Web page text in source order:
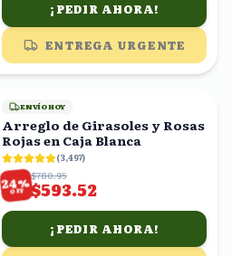
¡PEDIR AHORA!
ENTREGA URGENTE
ENVÍO HOY
Arreglo de Girasoles y Rosas
Rojas en Caja Blanca
(3,497)
24%
OFF
$780.95
$593.52
¡PEDIR AHORA!